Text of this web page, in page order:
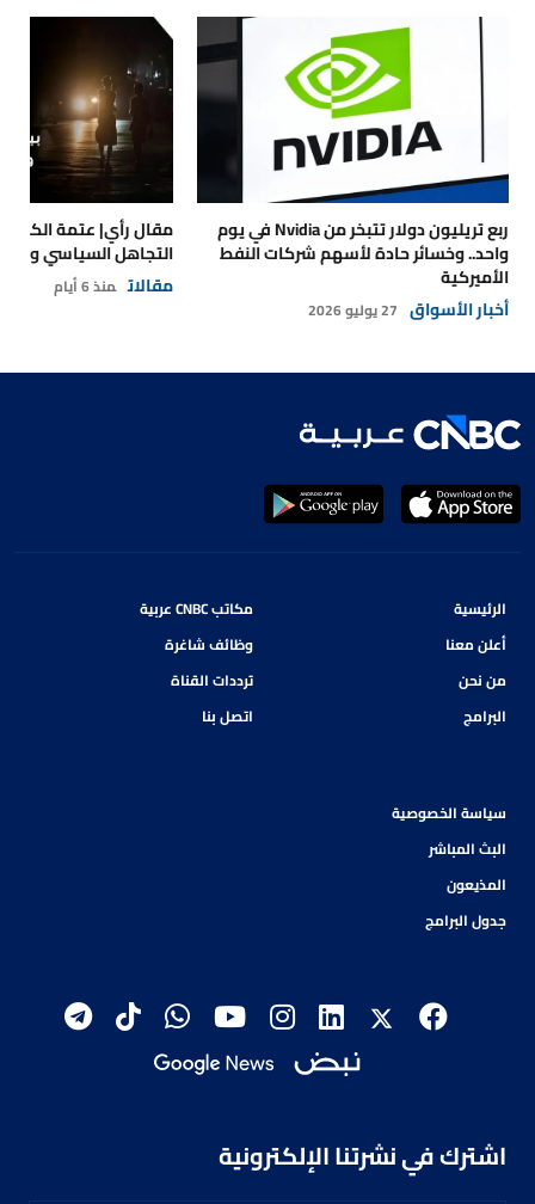
ربع تريليون دولار تتبخر من Nvidia في يوم
واحد.. وخسائر حادة لأسهم شركات النفط
الأميركية
أخبار الأسواق 27 يوليو 2026
مقال رأي| عتمة
التجاهل السياسي
مقالات منذ 6 أيام
الرئيسية
أعلن معنا
من نحن
البرامج
مكاتب CNBC عربية
وظائف شاغرة
ترددات القناة
اتصل بنا
سياسة الخصوصية
البث المباشر
المذيعون
جدول البرامج
اشترك في نشرتنا الإلكترونية